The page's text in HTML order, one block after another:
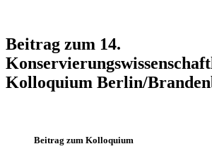
Beitrag zum 14.
Kolloquium Berlin/
Beitrag zum Kolloquium